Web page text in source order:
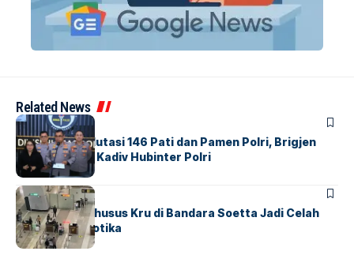
Related News
BERITA
Mabes Polri Mutasi 146 Pati dan Pamen Polri, Brigjen
Untung Jabat Kadiv Hubinter Polri
BANDARABERITA
Ketika Jalur Khusus Kru di Bandara Soetta Jadi Celah
Sindikat Narkotika